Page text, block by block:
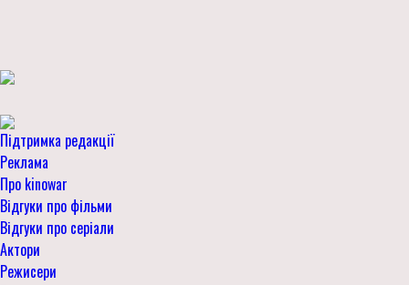
Підтримка редакції
Реклама
Про kinowar
Відгуки про фільми
Відгуки про серіали
Актори
Режисери